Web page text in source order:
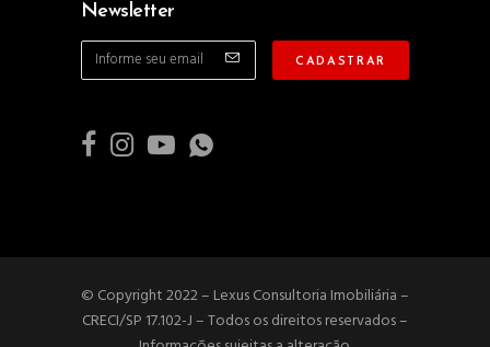
Newsletter
© Copyright 2022 – Lexus Consultoria Imobiliária –
CRECI/SP 17.102-J – Todos os direitos reservados –